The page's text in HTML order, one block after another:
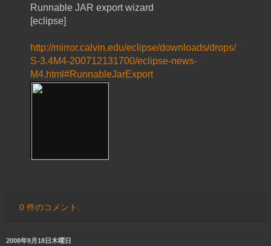
Runnable JAR export wizard
[eclipse]
http://mirror.calvin.edu/eclipse/downloads/drops/
S-3.4M4-200712131700/eclipse-news-
M4.html#RunnableJarExport
0 件のコメント:
2008年9月18日木曜日